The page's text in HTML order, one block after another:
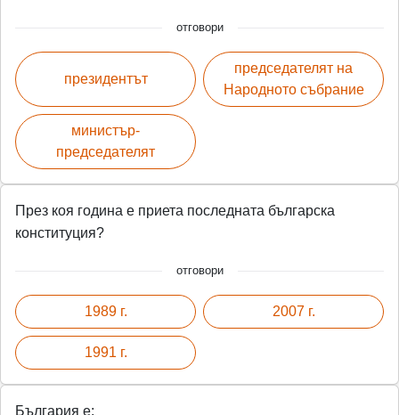
отговори
президентът
министър-
председателят
председателят на
Народното събрание
През коя година е приета последната българска
конституция?
отговори
1989 г.
1991 г.
2007 г.
България е: